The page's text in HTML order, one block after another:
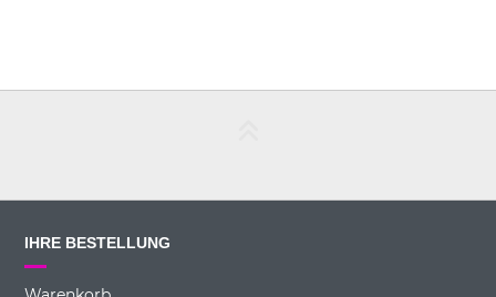
IHRE BESTELLUNG